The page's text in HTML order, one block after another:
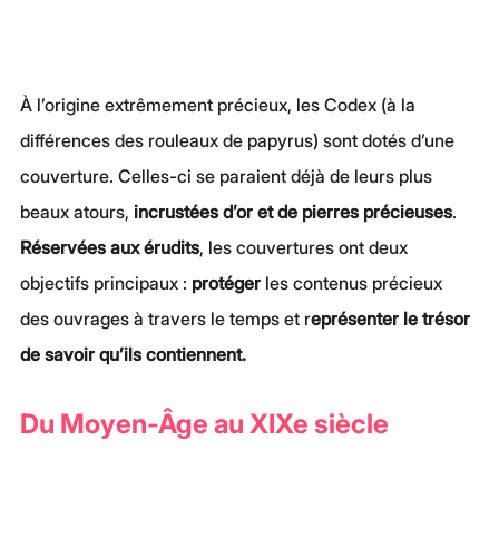
À l’origine extrêmement précieux, les Codex (à la
différences des rouleaux de papyrus) sont dotés d’une
couverture. Celles-ci se paraient déjà de leurs plus
beaux atours, incrustées d’or et de pierres précieuses.
Réservées aux érudits, les couvertures ont deux
objectifs principaux : protéger les contenus précieux
des ouvrages à travers le temps et représenter le trésor
de savoir qu’ils contiennent.
Du Moyen-Âge au XIXe siècle